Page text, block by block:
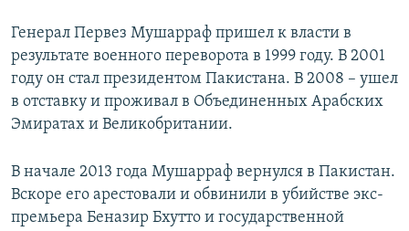
Генерал Первез Мушарраф пришел к власти в
результате военного переворота в 1999 году. В 2001
году он стал президентом Пакистана. В 2008 – ушел
в отставку и проживал в Объединенных Арабских
Эмиратах и Великобритании.
В начале 2013 года Мушарраф вернулся в Пакистан.
Вскоре его арестовали и обвинили в убийстве экс-
премьера Беназир Бхутто и государственной